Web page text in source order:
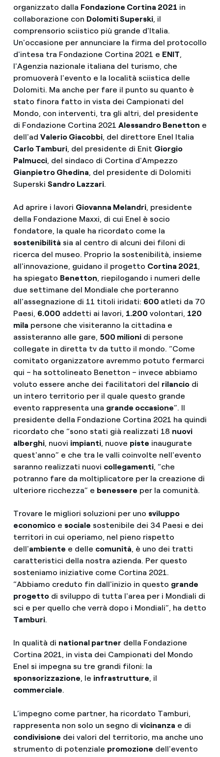
organizzato dalla Fondazione Cortina 2021 in
collaborazione con Dolomiti Superski, il
comprensorio sciistico più grande d'Italia.
Un'occasione per annunciare la firma del protocollo
d'intesa tra Fondazione Cortina 2021 e ENIT,
l'Agenzia nazionale italiana del turismo, che
promuoverà l'evento e la località sciistica delle
Dolomiti. Ma anche per fare il punto su quanto è
stato finora fatto in vista dei Campionati del
Mondo, con interventi, tra gli altri, del presidente
di Fondazione Cortina 2021 Alessandro Benetton e
dell'ad Valerio Giacobbi, del direttore Enel Italia
Carlo Tamburi, del presidente di Enit Giorgio
Palmucci, del sindaco di Cortina d'Ampezzo
Gianpietro Ghedina, del presidente di Dolomiti
Superski Sandro Lazzari.
Ad aprire i lavori Giovanna Melandri, presidente
della Fondazione Maxxi, di cui Enel è socio
fondatore, la quale ha ricordato come la
sostenibilità sia al centro di alcuni dei filoni di
ricerca del museo. Proprio la sostenibilità, insieme
all'innovazione, guidano il progetto Cortina 2021,
ha spiegato Benetton, riepilogando i numeri delle
due settimane del Mondiale che porteranno
all'assegnazione di 11 titoli iridati: 600 atleti da 70
Paesi, 6.000 addetti ai lavori, 1.200 volontari, 120
mila persone che visiteranno la cittadina e
assisteranno alle gare, 500 milionidi persone
collegate in diretta tv da tutto il mondo. “Come
comitato organizzatore avremmo potuto fermarci
qui – ha sottolineato Benetton – invece abbiamo
voluto essere anche dei facilitatori del rilanciodi
un intero territorio per il quale questo grande
evento rappresenta una grande occasione”. Il
presidente della Fondazione Cortina 2021 ha quindi
ricordato che “sono stati già realizzati 18 nuovi
alberghi, nuovi impianti, nuove piste inaugurate
quest'anno” e che tra le valli coinvolte nell'evento
saranno realizzati nuovi collegamenti, “che
potranno fare da moltiplicatore per la creazione di
ulteriore ricchezza” e benessere per la comunità.
Trovare le migliori soluzioni per uno sviluppo
economicoe sociale sostenibile dei 34 Paesi e dei
territori in cui operiamo, nel pieno rispetto
dell'ambiente e delle comunità, è uno dei tratti
caratteristici della nostra azienda. Per questo
sosteniamo iniziative come Cortina 2021.
“Abbiamo creduto fin dall'inizio in questo grande
progettodi sviluppo di tutta l'area per i Mondiali di
sci e per quello che verrà dopo i Mondiali”, ha detto
Tamburi.
In qualità di national partner della Fondazione
Cortina 2021, in vista dei Campionati del Mondo
Enel si impegna su tre grandi filoni: la
sponsorizzazione, le infrastrutture, il
commerciale.
L’impegno come partner, ha ricordato Tamburi,
rappresenta non solo un segno di vicinanza e di
condivisione dei valori del territorio, ma anche uno
strumento di potenziale promozione dell'evento